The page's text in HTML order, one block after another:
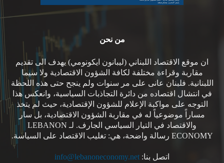
من نحن
ان موقع الاقتصاد اللبناني (ليبانون ايكونومي) يهدف الى تقديم
مقاربة وقراءة مختلفة لكافة الشؤون الاقتصادية ولا سيما
اللبنانية. فلبنان عانى على مر سنوات ولم ينجح حتى هذه اللحظة
في انتشال اقتصاده من دائرة التجاذبات السياسية، وانعكس هذا
التوجه على مواكبة الإعلام للشؤون الإقتصادية، حيث لم يتخذ
مساراً موضوعياً له في مقاربة الشؤون الاقتصادية، بل سار
والاقتصاد في التيار السياسي الجارف. لـ LEBANON
ECONOMY رسالة واضحة، هي: تغليب الاقتصاد على السياسة.
اتصل بنا: info@lebanoneconomy.net